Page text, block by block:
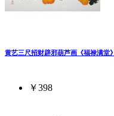
黄艺三尺招财辟邪葫芦画《福禄满堂》
￥398